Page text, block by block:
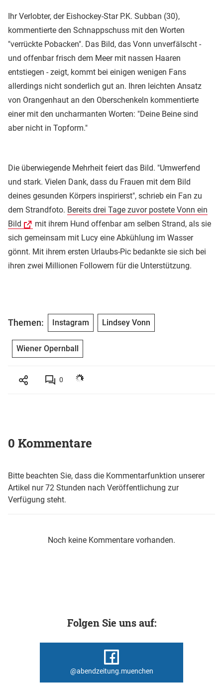
Ihr Verlobter, der Eishockey-Star P.K. Subban (30),
kommentierte den Schnappschuss mit den Worten
"verrückte Pobacken". Das Bild, das Vonn unverfälscht -
und offenbar frisch dem Meer mit nassen Haaren
entstiegen - zeigt, kommt bei einigen wenigen Fans
allerdings nicht sonderlich gut an. Ihren leichten Ansatz
von Orangenhaut an den Oberschenkeln kommentierte
einer mit den uncharmanten Worten: "Deine Beine sind
aber nicht in Topform."
Die überwiegende Mehrheit feiert das Bild. "Umwerfend
und stark. Vielen Dank, dass du Frauen mit dem Bild
deines gesunden Körpers inspirierst", schrieb ein Fan zu
dem Strandfoto. Bereits drei Tage zuvor postete Vonn ein
Bild
mit ihrem Hund offenbar am selben Strand, als sie
sich gemeinsam mit Lucy eine Abkühlung im Wasser
gönnt. Mit ihrem ersten Urlaubs-Pic bedankte sie sich bei
ihren zwei Millionen Followern für die Unterstützung.
Themen: Instagram Lindsey Vonn
Wiener Opernball
0
0 Kommentare
Bitte beachten Sie, dass die Kommentarfunktion unserer
Artikel nur 72 Stunden nach Veröffentlichung zur
Verfügung steht.
Noch keine Kommentare vorhanden.
Folgen Sie uns auf:
@abendzeitung.muenchen